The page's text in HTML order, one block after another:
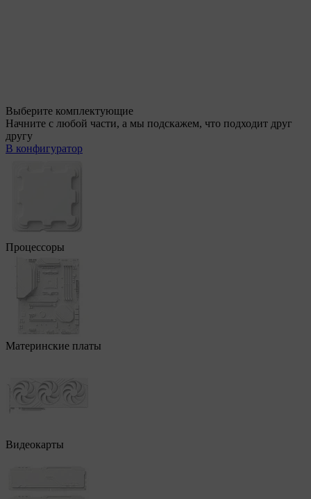
Выберите комплектующие
Начните с любой части, а мы подскажем, что подходит друг
другу
В конфигуратор
Процессоры
Материнские платы
Видеокарты